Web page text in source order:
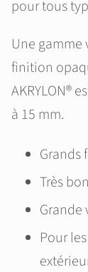
pour tous
Une
finition
AKRYLON®
à 15 mm.
Grands
Très
Grande
Pour